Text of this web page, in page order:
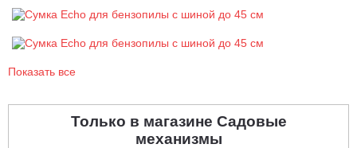
Показать все
Только в магазине Садовые
механизмы